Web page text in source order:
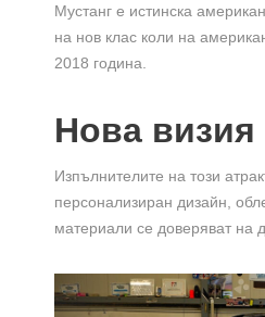
Мустанг е истинска
на нов клас коли на
2018 година.
Нова визия
Изпълнителите на този
персонализиран дизайн,
материали се доверяват на